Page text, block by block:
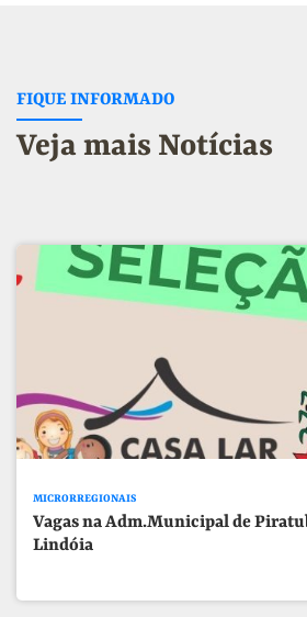
FIQUE INFORMADO
Veja mais Notícias
MICRORREGIONAIS
Vagas na Adm.Municipal de
Lindóia